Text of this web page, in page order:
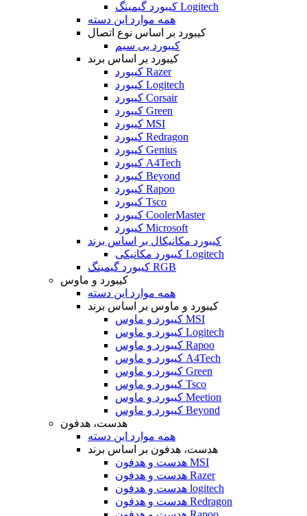
کیبورد گیمینگ Logitech
همه موارد این دسته
کیبورد بر اساس نوع اتصال
کیبورد بی سیم
کیبورد بر اساس برند
کیبورد Razer
کیبورد Logitech
کیبورد Corsair
کیبورد Green
کیبورد MSI
کیبورد Redragon
کیبورد Genius
کیبورد A4Tech
کیبورد Beyond
کیبورد Rapoo
کیبورد Tsco
کیبورد CoolerMaster
کیبورد Microsoft
کیبورد مکانیکال بر اساس برند
کیبورد مکانیکی Logitech
کیبورد گیمینگ RGB
کیبورد و ماوس
همه موارد این دسته
کیبورد و ماوس بر اساس برند
کیبورد و ماوس MSI
کیبورد و ماوس Logitech
کیبورد و ماوس Rapoo
کیبورد و ماوس A4Tech
کیبورد و ماوس Green
کیبورد و ماوس Tsco
کیبورد و ماوس Meetion
کیبورد و ماوس Beyond
هدست، هدفون
همه موارد این دسته
هدست، هدفون بر اساس برند
هدست و هدفون MSI
هدست و هدفون Razer
هدست و هدفون logitech
هدست و هدفون Redragon